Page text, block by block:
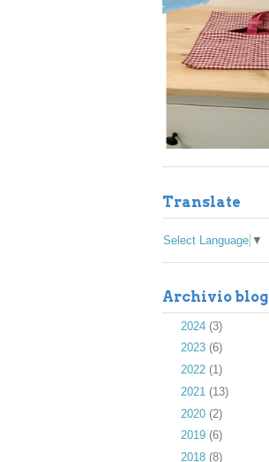
Translate
Select Language ▼
Archivio blog
2024 (3)
2023 (6)
2022 (1)
2021 (13)
2020 (2)
2019 (6)
2018 (8)